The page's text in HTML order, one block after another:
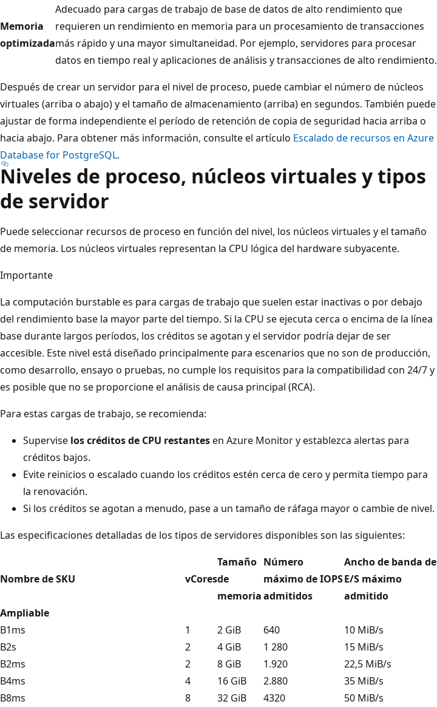
Memoria
optimizada
Adecuado para cargas de trabajo de base de datos de alto rendimiento que
requieren un rendimiento en memoria para un procesamiento de transacciones
más rápido y una mayor simultaneidad. Por ejemplo, servidores para procesar
datos en tiempo real y aplicaciones de análisis y transacciones de alto rendimiento.
Después de crear un servidor para el nivel de proceso, puede cambiar el número de núcleos
virtuales (arriba o abajo) y el tamaño de almacenamiento (arriba) en segundos. También puede
ajustar de forma independiente el período de retención de copia de seguridad hacia arriba o
hacia abajo. Para obtener más información, consulte el artículo Escalado de recursos en Azure
Database for PostgreSQL.
Niveles de proceso, núcleos virtuales y tipos
de servidor
Puede seleccionar recursos de proceso en función del nivel, los núcleos virtuales y el tamaño
de memoria. Los núcleos virtuales representan la CPU lógica del hardware subyacente.
Importante
La computación burstable es para cargas de trabajo que suelen estar inactivas o por debajo
del rendimiento base la mayor parte del tiempo. Si la CPU se ejecuta cerca o encima de la línea
base durante largos períodos, los créditos se agotan y el servidor podría dejar de ser
accesible. Este nivel está diseñado principalmente para escenarios que no son de producción,
como desarrollo, ensayo o pruebas, no cumple los requisitos para la compatibilidad con 24/7 y
es posible que no se proporcione el análisis de causa principal (RCA).
Para estas cargas de trabajo, se recomienda:
Supervise los créditos de CPU restantesen Azure Monitor y establezca alertas para
créditos bajos.
Evite reinicios o escalado cuando los créditos estén cerca de cero y permita tiempo para
la renovación.
Si los créditos se agotan a menudo, pase a un tamaño de ráfaga mayor o cambie de nivel.
Las especificaciones detalladas de los tipos de servidores disponibles son las siguientes:
Nombre de SKU vCores
Tamaño
de
memoria
Número
máximo de IOPS
admitidos
Ancho de banda de
E/S máximo
admitido
Ampliable
B1ms
1 2 GiB 640
10 MiB/s
B2s
2 4 GiB 1 280
15 MiB/s
B2ms
2 8 GiB 1.920
22,5 MiB/s
B4ms
4 16 GiB 2.880
35 MiB/s
B8ms
8 32 GiB 4320
50 MiB/s